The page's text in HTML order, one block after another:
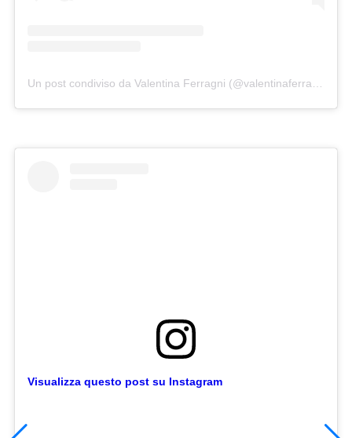
Visualizza questo post su Instagram